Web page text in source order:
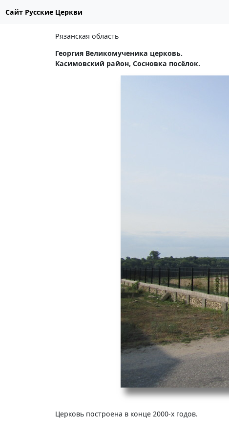
Сайт Русские Церкви
Рязанская область
Георгия Великомученика церковь.
Касимовский район, Сосновка посёлок.
Церковь построена в конце 2000-х годов.